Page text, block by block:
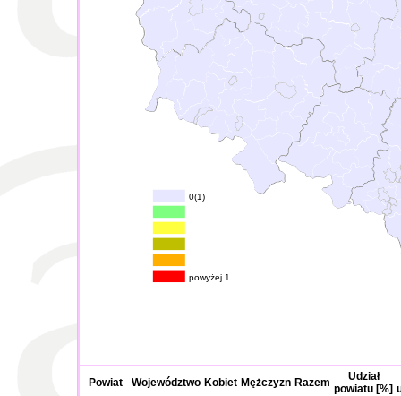
0(1)
powyżej 1
Powiat Województwo Kobiet Mężczyzn Razem
Udział
powiatu [%]